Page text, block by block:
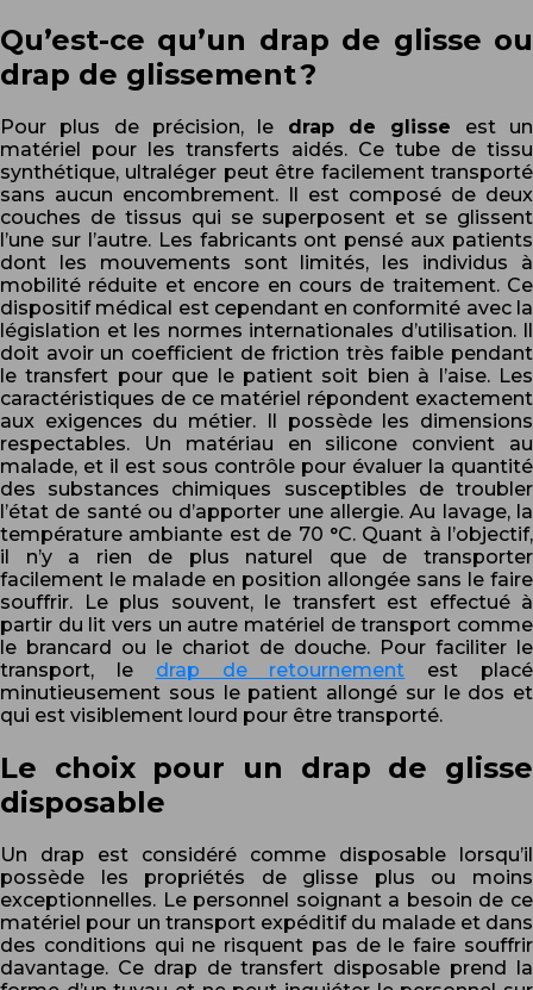
Qu’est-ce qu’un drap de glisse ou
drap de glissement ?
Pour plus de précision, le drap de glisse est un
matériel pour les transferts aidés. Ce tube de tissu
synthétique, ultraléger peut être facilement transporté
sans aucun encombrement. Il est composé de deux
couches de tissus qui se superposent et se glissent
l’une sur l’autre. Les fabricants ont pensé aux patients
dont les mouvements sont limités, les individus à
mobilité réduite et encore en cours de traitement. Ce
dispositif médical est cependant en conformité avec la
législation et les normes internationales d’utilisation. Il
doit avoir un coefficient de friction très faible pendant
le transfert pour que le patient soit bien à l’aise. Les
caractéristiques de ce matériel répondent exactement
aux exigences du métier. Il possède les dimensions
respectables. Un matériau en silicone convient au
malade, et il est sous contrôle pour évaluer la quantité
des substances chimiques susceptibles de troubler
l’état de santé ou d’apporter une allergie. Au lavage, la
température ambiante est de 70 °C. Quant à l’objectif,
il n’y a rien de plus naturel que de transporter
facilement le malade en position allongée sans le faire
souffrir. Le plus souvent, le transfert est effectué à
partir du lit vers un autre matériel de transport comme
le brancard ou le chariot de douche. Pour faciliter le
transport, le drap de retournement est placé
minutieusement sous le patient allongé sur le dos et
qui est visiblement lourd pour être transporté.
Le choix pour un drap de glisse
disposable
Un drap est considéré comme disposable lorsqu’il
possède les propriétés de glisse plus ou moins
exceptionnelles. Le personnel soignant a besoin de ce
matériel pour un transport expéditif du malade et dans
des conditions qui ne risquent pas de le faire souffrir
davantage. Ce drap de transfert disposable prend la